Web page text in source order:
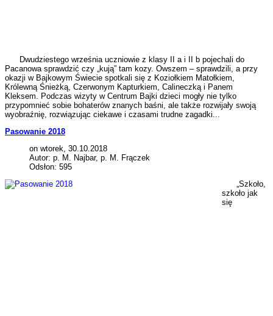
Dwudziestego września uczniowie z klasy II a i II b pojechali do
Pacanowa sprawdzić czy „kują” tam kozy. Owszem – sprawdzili, a przy
okazji w Bajkowym Świecie spotkali się z Koziołkiem Matołkiem,
Królewną Śnieżką, Czerwonym Kapturkiem, Calineczką i Panem
Kleksem. Podczas wizyty w Centrum Bajki dzieci mogły nie tylko
przypomnieć sobie bohaterów znanych baśni, ale także rozwijały swoją
wyobraźnię, rozwiązując ciekawe i czasami trudne zagadki...
Pasowanie 2018
on wtorek, 30.10.2018
Autor: p. M. Najbar, p. M. Frączek
Odsłon: 595
„Szkoło,
szkoło jak
się